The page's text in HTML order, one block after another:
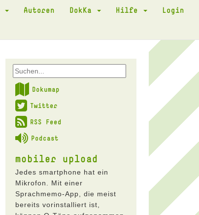
Autoren DokKa Hilfe Login
Dokumap
Twitter
RSS Feed
Podcast
mobiler upload
Jedes smartphone hat ein
Mikrofon. Mit einer
Sprachmemo-App, die meist
bereits vorinstalliert ist,